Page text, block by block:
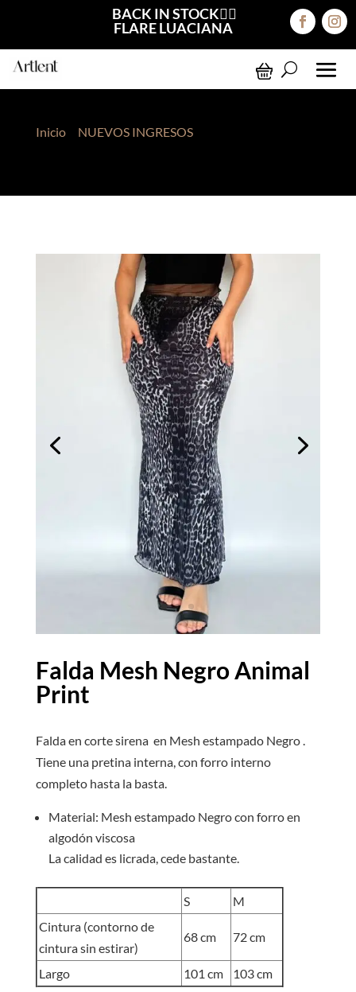
BACK IN STOCK❤️‍🔥
FLARE LUACIANA
Inicio> NUEVOS INGRESOS> Falda Mesh Negro
Falda Mesh Negro Animal
Print
Falda en corte sirena en Mesh estampado Negro .
Tiene una pretina interna, con forro interno
completo hasta la basta.
Material: Mesh estampado Negro con forro en
algodón viscosa
La calidad es licrada, cede bastante.
S
M
Cintura (contorno de
cintura sin estirar)
68 cm 72 cm
Largo 101 cm 103 cm